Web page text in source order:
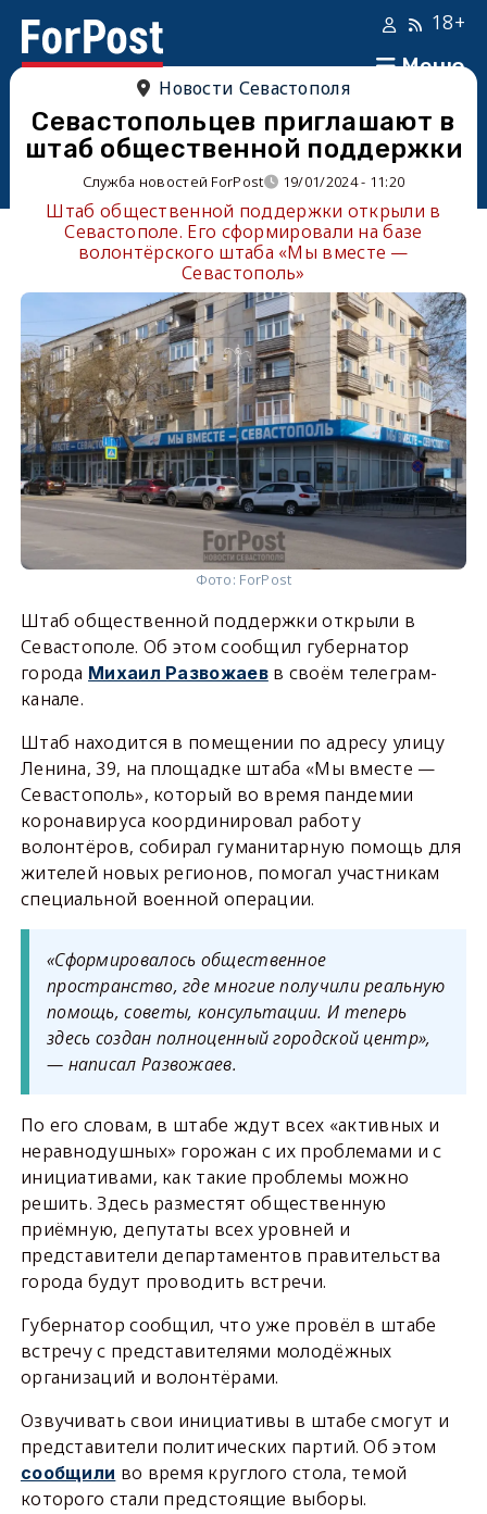
Меню
18+
Новости Севастополя
Севастопольцев приглашают в
штаб общественной поддержки
Служба новостей ForPost 19/01/2024 - 11:20
Штаб общественной поддержки открыли в
Севастополе. Его сформировали на базе
волонтёрского штаба «Мы вместе —
Севастополь»
Фото: ForPost
Штаб общественной поддержки открыли в
Севастополе. Об этом сообщил губернатор
города Михаил Развожаевв своём телеграм-
канале.
Штаб находится в помещении по адресу улицу
Ленина, 39, на площадке штаба «Мы вместе —
Севастополь», который во время пандемии
коронавируса координировал работу
волонтёров, собирал гуманитарную помощь для
жителей новых регионов, помогал участникам
специальной военной операции.
«Сформировалось общественное
пространство, где многие получили реальную
помощь, советы, консультации. И теперь
здесь создан полноценный городской центр»,
— написал Развожаев.
По его словам, в штабе ждут всех «активных и
неравнодушных» горожан с их проблемами и с
инициативами, как такие проблемы можно
решить. Здесь разместят общественную
приёмную, депутаты всех уровней и
представители департаментов правительства
города будут проводить встречи.
Губернатор сообщил, что уже провёл в штабе
встречу с представителями молодёжных
организаций и волонтёрами.
Озвучивать свои инициативы в штабе смогут и
представители политических партий. Об этом
сообщили во время круглого стола, темой
которого стали предстоящие выборы.